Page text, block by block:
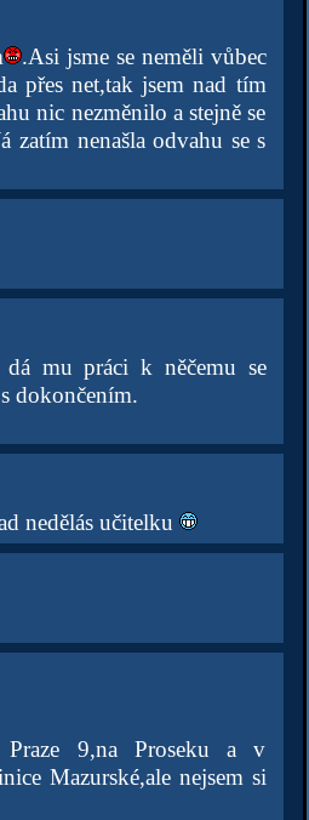
.Asi jsme se neměli vůbec
přes net,tak jsem nad tím
nic nezměnilo a stejně se
zatím nenašla odvahu se s
mu práci k něčemu se
dokončením.
nedělás učitelku
9,na Proseku a v
Mazurské,ale nejsem si